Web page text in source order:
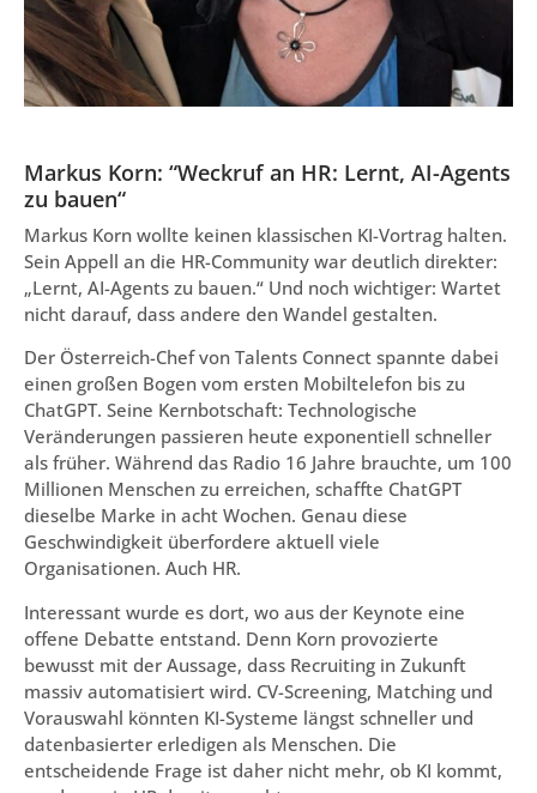
Markus Korn: “Weckruf an HR: Lernt, AI-Agents
zu bauen“
Markus Korn wollte keinen klassischen KI-Vortrag halten.
Sein Appell an die HR-Community war deutlich direkter:
„Lernt, AI-Agents zu bauen.“ Und noch wichtiger: Wartet
nicht darauf, dass andere den Wandel gestalten.
Der Österreich-Chef von Talents Connect spannte dabei
einen großen Bogen vom ersten Mobiltelefon bis zu
ChatGPT. Seine Kernbotschaft: Technologische
Veränderungen passieren heute exponentiell schneller
als früher. Während das Radio 16 Jahre brauchte, um 100
Millionen Menschen zu erreichen, schaffte ChatGPT
dieselbe Marke in acht Wochen. Genau diese
Geschwindigkeit überfordere aktuell viele
Organisationen. Auch HR.
Interessant wurde es dort, wo aus der Keynote eine
offene Debatte entstand. Denn Korn provozierte
bewusst mit der Aussage, dass Recruiting in Zukunft
massiv automatisiert wird. CV-Screening, Matching und
Vorauswahl könnten KI-Systeme längst schneller und
datenbasierter erledigen als Menschen. Die
entscheidende Frage ist daher nicht mehr, ob KI kommt,